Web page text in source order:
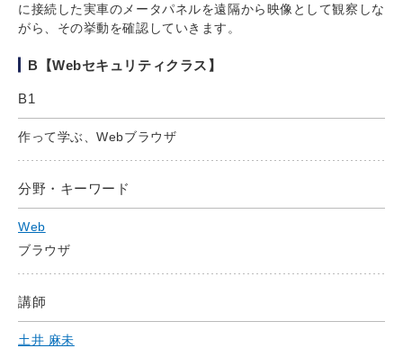
に接続した実車のメータパネルを遠隔から映像として観察しな
がら、その挙動を確認していきます。
B【Webセキュリティクラス】
B1
作って学ぶ、Webブラウザ
分野・キーワード
Web
ブラウザ
講師
土井 麻未